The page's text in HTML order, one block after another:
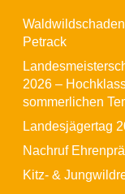
Petrack
2026 –
sommerlichen
Landesjägertag
Nachruf
Kitz- &